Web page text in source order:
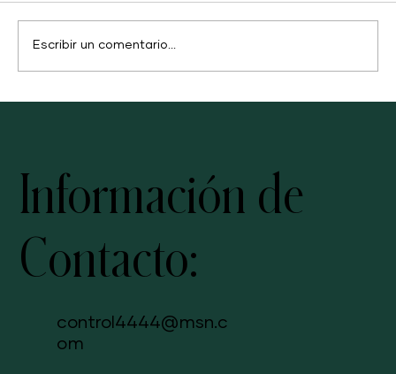
Escribir un comentario...
Información de
Contacto:
control4444@msn.c
om